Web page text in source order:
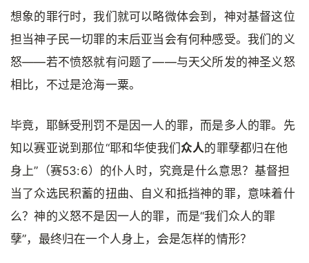
想象的罪行时，我们就可以略微体会到，神对基督这位
担当神子民一切罪的末后亚当会有何种感受。我们的义
怒——若不愤怒就有问题了——与天父所发的神圣义怒
相比，不过是沧海一粟。
毕竟，耶稣受刑罚不是因一人的罪，而是多人的罪。先
知以赛亚说到那位“耶和华使我们众人的罪孽都归在他
身上”（赛53:6）的仆人时，究竟是什么意思？基督担
当了众选民积蓄的扭曲、自义和抵挡神的罪，意味着什
么？神的义怒不是因一人的罪，而是“我们众人的罪
孽”，最终归在一个人身上，会是怎样的情形？